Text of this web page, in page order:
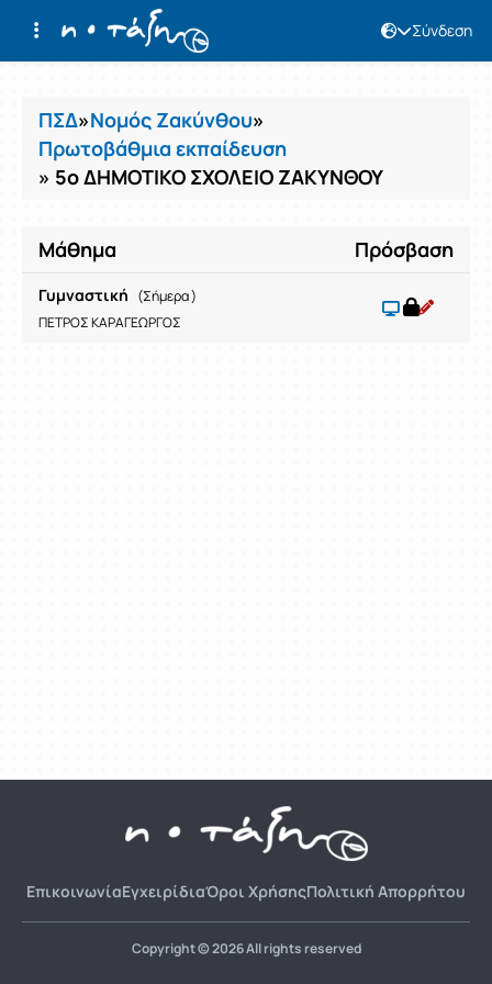
Σύνδεση
Μαθήματα
ΠΣΔ»Νομός Ζακύνθου»
Πρωτοβάθμια εκπαίδευση
» 5ο ΔΗΜΟΤΙΚΟ ΣΧΟΛΕΙΟ ΖΑΚΥΝΘΟΥ
Μάθημα Πρόσβαση
Γυμναστική (Σήμερα )
ΠΕΤΡΟΣ ΚΑΡΑΓΕΩΡΓΟΣ
ΕπικοινωνίαΕγχειρίδιαΌροι ΧρήσηςΠολιτική Απορρήτου
Copyright © 2026 All rights reserved